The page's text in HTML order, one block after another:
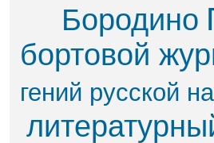
Бородино
бортовой
гений русской